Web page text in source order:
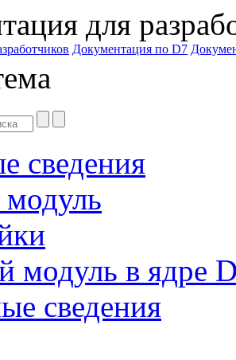
для
Документация по D7
сведения
модуль в ядре
сведения